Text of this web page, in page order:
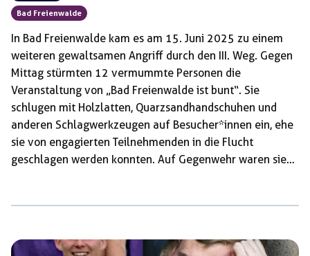
Bad Freienwalde
In Bad Freienwalde kam es am 15. Juni 2025 zu einem
weiteren gewaltsamen Angriff durch den III. Weg. Gegen
Mittag stürmten 12 vermummte Personen die
Veranstaltung von „Bad Freienwalde ist bunt“. Sie
schlugen mit Holzlatten, Quarzsandhandschuhen und
anderen Schlagwerkzeugen auf Besucher*innen ein, ehe
sie von engagierten Teilnehmenden in die Flucht
geschlagen werden konnten. Auf Gegenwehr waren sie
Person auf das Gelände stürmen. Laut Zeug*innen